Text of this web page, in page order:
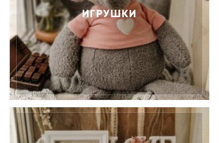
ИГРУШКИ